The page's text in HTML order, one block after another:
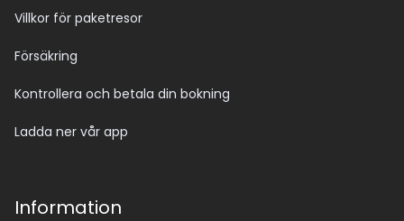
Villkor för paketresor
Försäkring
Kontrollera och betala din bokning
Ladda ner vår app
Information